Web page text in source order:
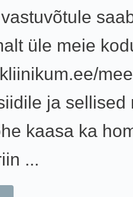
üle meie
ja sellised
kaasa ka
...